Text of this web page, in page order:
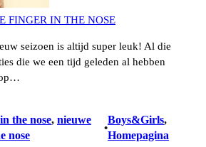
FINGER IN THE NOSE
seizoen is altijd super leuk! Al die
die we een tijd geleden al hebben
the nose, nieuwe
nose
•
Boys&Girls
Homepagina